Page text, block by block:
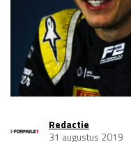
Race
GP VERENIGDE
Kwalificatie
GP SÃO PAULO 2026
Redactie
31 augustus 2019